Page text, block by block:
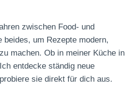
zwischen Food- und
beides, um Rezepte modern,
machen. Ob in meiner Küche in
entdecke ständig neue
sie direkt für dich aus.